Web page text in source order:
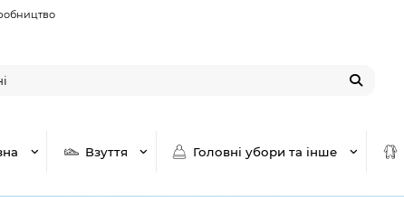
Взуття Головні убори та інше